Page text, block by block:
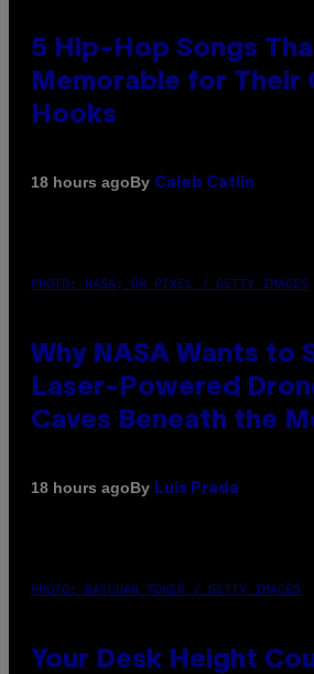
5 Hip-Hop Songs
Memorable for Their
Hooks
18 hours agoBy Caleb Catlin
PHOTO: NASA; DR PIXEL / GETTY IMAGES
Why NASA Wants to
Laser-Powered
Caves Beneath the
18 hours agoBy Luis Prada
PHOTO: BATUHAN TOKER / GETTY IMAGES
Your Desk Height